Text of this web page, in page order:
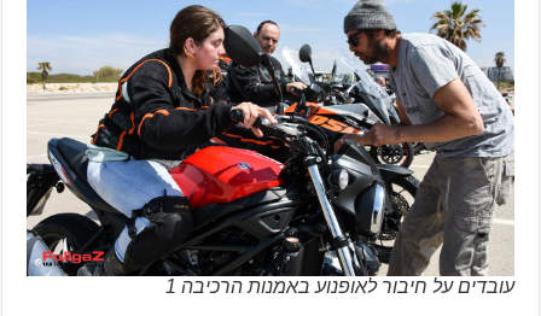
עובדים על חיבור לאופנוע באמנות הרכיבה 1